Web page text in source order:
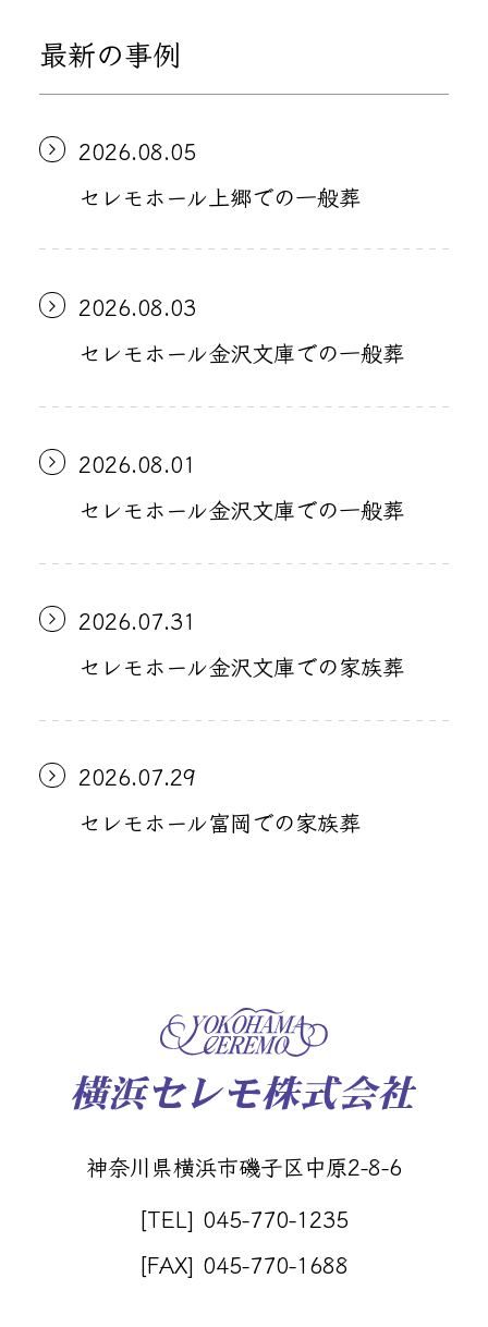
最新の事例
2026.08.05
セレモホール上郷での一般葬
2026.08.03
セレモホール金沢文庫での一般葬
2026.08.01
セレモホール金沢文庫での一般葬
2026.07.31
セレモホール金沢文庫での家族葬
2026.07.29
セレモホール富岡での家族葬
神奈川県横浜市磯子区中原2-8-6
[TEL] 045-770-1235
[FAX] 045-770-1688